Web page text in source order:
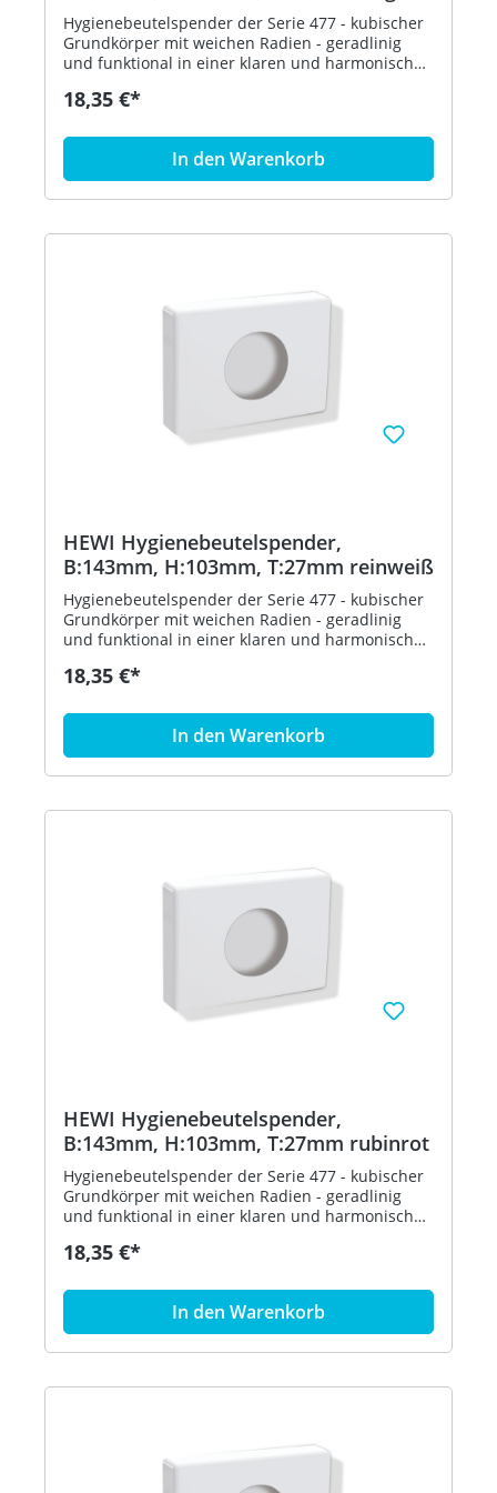
Hygienebeutelspender der Serie 477 - kubischer
Grundkörper mit weichen Radien - geradlinig
und funktional in einer klaren und harmonischen
Entnahme von handelsüblichen Hygienebeuteln
breit, 103 mm hoch und 27 mm tief - aus
hochglänzendem Polyamid nach HEWI
Farbtabelle - inklusive korrosionsfreiem HEWI
Befestigungsmaterial - in HEWI Farbe 72
18,35 €*
In den Warenkorb
HEWI Hygienebeutelspender,
B:143mm, H:103mm, T:27mm reinweiß
Hygienebeutelspender der Serie 477 - kubischer
Grundkörper mit weichen Radien - geradlinig
und funktional in einer klaren und harmonischen
Entnahme von handelsüblichen Hygienebeuteln
breit, 103 mm hoch und 27 mm tief - aus
hochglänzendem Polyamid nach HEWI
Farbtabelle - inklusive korrosionsfreiem HEWI
Befestigungsmaterial - in HEWI Farbe 99
18,35 €*
In den Warenkorb
HEWI Hygienebeutelspender,
B:143mm, H:103mm, T:27mm rubinrot
Hygienebeutelspender der Serie 477 - kubischer
Grundkörper mit weichen Radien - geradlinig
und funktional in einer klaren und harmonischen
Entnahme von handelsüblichen Hygienebeuteln
breit, 103 mm hoch und 27 mm tief - aus
hochglänzendem Polyamid nach HEWI
Farbtabelle - inklusive korrosionsfreiem HEWI
Befestigungsmaterial - in HEWI Farbe 33
18,35 €*
In den Warenkorb